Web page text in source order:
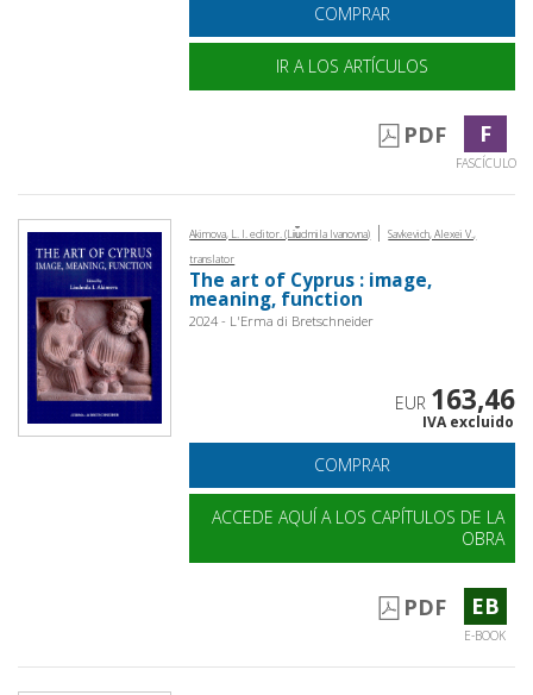
COMPRAR
IR A LOS ARTÍCULOS
PDF F
FASCÍCULO
Akimova, L. I. editor. (Li︠u︡dmila Ivanovna) | Savkevich, Alexei V.,
translator
The art of Cyprus : image,
meaning, function
2024 - L'Erma di Bretschneider
EUR 163,46
IVA excluido
COMPRAR
ACCEDE AQUÍ A LOS CAPÍTULOS DE LA
OBRA
PDF EB
E-BOOK